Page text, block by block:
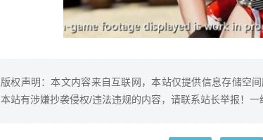
版权声明：本文内容来自互联网，本站仅提供信息存储空
本站有涉嫌抄袭侵权/违法违规的内容，请联系站长举报！一